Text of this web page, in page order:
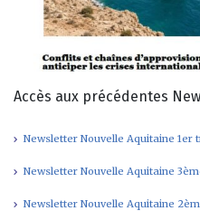
Accès aux précédentes
Newsletter Nouvelle Aquitaine 1er
Newsletter Nouvelle Aquitaine
Newsletter Nouvelle Aquitaine